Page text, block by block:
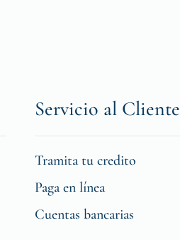
Servicio al Cliente
Tramita tu credito
Paga en línea
Cuentas bancarias